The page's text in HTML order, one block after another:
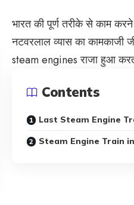
भारत की पूर्ण तरीके से काम करने
नटवरलाल व्यास का
steam engines राजा हुआ
Contents
Last Steam Engine
Steam Engine Train